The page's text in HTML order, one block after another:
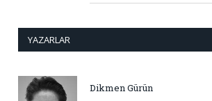
YAZARLAR
Dikmen Gürün